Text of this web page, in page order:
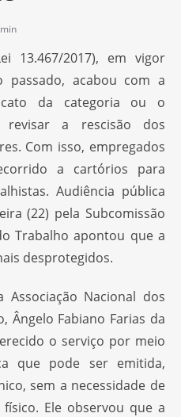
13.467/2017), em vigor
passado, acabou com a
da categoria ou o
revisar a rescisão dos
Com isso, empregados
a cartórios para
Audiência pública
(22) pela Subcomissão
Trabalho apontou que a
desprotegidos.
Nacional dos
Ângelo Fabiano Farias da
o serviço por meio
que pode ser emitida,
sem a necessidade de
Ele observou que a